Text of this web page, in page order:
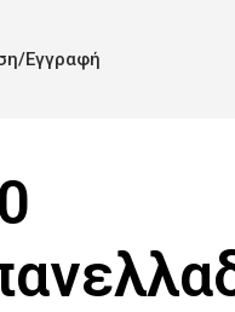
Εγγραφή